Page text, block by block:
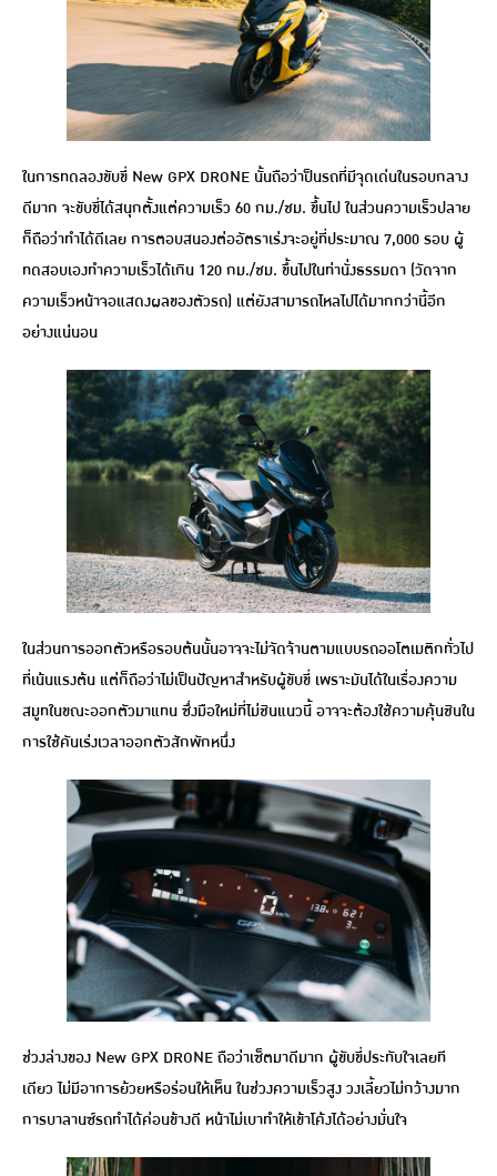
ในการทดลองขับขี่ New GPX DRONE นั้นถือว่าป็นรถที่มีจุดเด่นในรอบกลาง
ดีมาก จะขับขี่ได้สนุกตั้งแต่ความเร็ว 60 กม./ชม. ขึ้นไป ในส่วนความเร็วปลาย
ก็ถือว่าทำได้ดีเลย การตอบสนองต่ออัตราเร่งจะอยู่ที่ประมาณ 7,000 รอบ ผู้
ทดสอบเองทำความเร็วได้เกิน 120 กม./ชม. ขึ้นไปในท่านั่งธรรมดา (วัดจาก
ความเร็วหน้าจอแสดงผลของตัวรถ) แต่ยังสามารถไหลไปได้มากกว่านี้อีก
อย่างแน่นอน
ในส่วนการออกตัวหรือรอบต้นนั้นอาจจะไม่จัดจ้านตามแบบรถออโตเมติกทั่วไป
ที่เน้นแรงต้น แต่ก็ถือว่าไม่เป็นปัญหาสำหรับผู้ขับขี่ เพราะมันได้ในเรื่องความ
สมูทในขณะออกตัวมาแทน ซึ่งมือใหม่ที่ไม่ชินแนวนี้ อาจจะต้องใช้ความคุ้นชินใน
การใช้คันเร่งเวลาออกตัวสักพักหนึ่ง
ช่วงล่างของ New GPX DRONE ถือว่าเซ็ตมาดีมาก ผู้ขับขี่ประทับใจเลยที
เดียว ไม่มีอาการย้วยหรือร่อนให้เห็น ในช่วงความเร็วสูง วงเลี้ยวไม่กว้างมาก
การบาลานซ์รถทำได้ค่อนข้างดี หน้าไม่เบาทำให้เข้าโค้งได้อย่างมั่นใจ